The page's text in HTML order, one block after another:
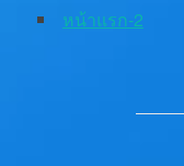
หน้าแรก-2